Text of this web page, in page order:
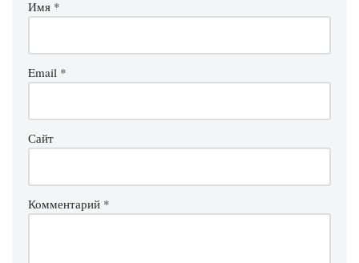
Имя *
Email *
Сайт
Комментарий *